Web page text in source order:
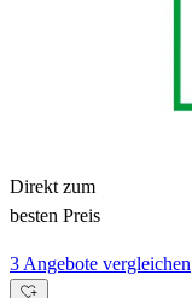
Direkt zum
besten Preis
3 Angebote vergleichen